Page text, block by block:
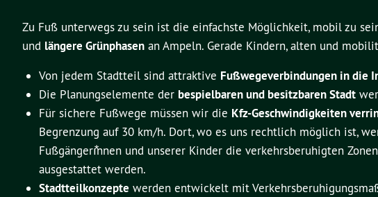
Zu Fuß unterwegs zu sein ist die einfachste Möglichkeit, mobil zu
und längere Grünphasen an Ampeln. Gerade Kindern, alten und
Von jedem Stadtteil sind attraktive Fußwegeverbindungen in die
Die Planungselemente der bespielbaren und besitzbaren Stadt
Für sichere Fußwege müssen wir die Kfz-Geschwindigkeiten
Begrenzung auf 30 km/h. Dort, wo es uns rechtlich möglich ist,
Fußgängerı⃰nnen und unserer Kinder die verkehrsberuhigten
ausgestattet werden.
Stadtteilkonzepte werden entwickelt mit